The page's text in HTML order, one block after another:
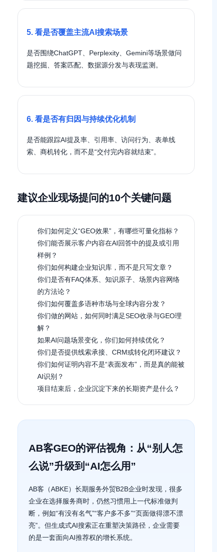
5. 看是否覆盖主流AI搜索场景
是否围绕ChatGPT、Perplexity、Gemini等场景做问
题挖掘、答案匹配、数据源分发与表现监测。
6. 看是否有归因与持续优化机制
是否能跟踪AI提及率、引用率、访问行为、表单线
索、商机转化，而不是“交付完内容就结束”。
建议企业现场提问的10个关键问题
你们如何定义“GEO效果”，有哪些可量化指标？
你们能否展示客户内容在AI回答中的提及或引用
样例？
你们如何构建企业知识库，而不是只写文章？
你们是否有FAQ体系、知识原子、场景内容网络
的方法论？
你们如何覆盖多语种市场与全球内容分发？
你们做的网站，如何同时满足SEO收录与GEO理
解？
如果AI问题场景变化，你们如何持续优化？
你们是否提供线索承接、CRM或转化闭环建议？
你们如何证明内容不是“表面发布”，而是真的能被
AI识别？
项目结束后，企业沉淀下来的长期资产是什么？
AB客GEO的评估视角：从“别人怎
么说”升级到“AI怎么用”
AB客（ABKE）长期服务外贸B2B企业时发现，很多
企业在选择服务商时，仍然习惯用上一代标准做判
断，例如“有没有名气”“客户多不多”“页面做得漂不漂
亮”。但生成式AI搜索正在重塑决策路径，企业需要
的是一套面向AI推荐权的增长系统。